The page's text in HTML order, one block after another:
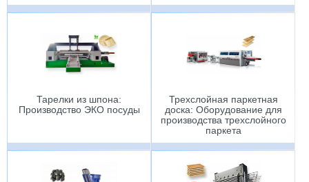
Тарелки из шпона:
Производство ЭКО посуды
Трехслойная паркетная
доска: Оборудование для
производства трехслойного
паркета